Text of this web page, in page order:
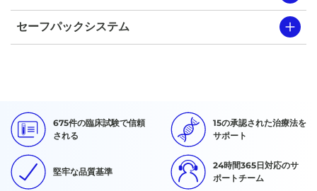
セーフパックシステム
675件の臨床試験で信頼
される
15の承認された治療法を
サポート
堅牢な品質基準
24時間365日対応のサ
ポートチーム